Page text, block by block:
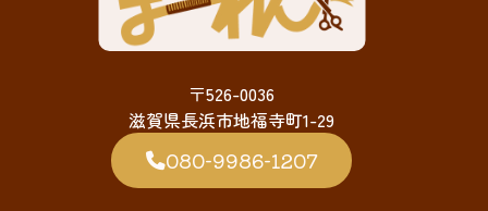
〒526-0036
滋賀県長浜市地福寺町1-29
080-9986-1207